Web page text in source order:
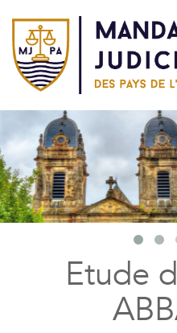
Etude